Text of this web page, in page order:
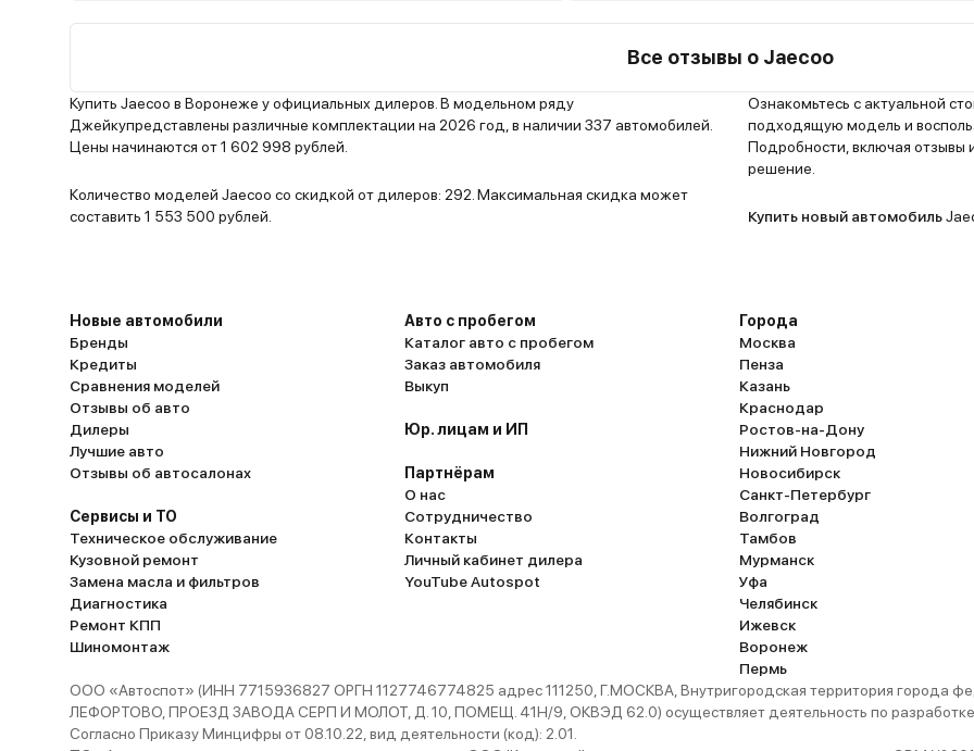
фильма!» Салон оказался просторнее, чем я
для подростков, но младшему хватает. Собаке
выделили место в багажнике — 250 литров
хватило на корзину и сумки с провизией.
мультики без наушников, а я слушаю подкасты, не
перекрикивая ветер. Но без косяков не обошлось.
радио на полную громкость, а CarPlay вылетает
так часто, что я уже научился перезагружать
систему на ходу. Подвеска в «спортивном»
режиме жёсткая, как у карта — переключил на
«комфорт», но на лежачих полицейских всё равно
подбрасывает. Дети смеются: «Пап, ты нас на
аттракционе катаешь?» Белый пластик в салоне
— ошибка: через неделю после покупки он
покрылся отпечатками детских рук. Теперь в
каждом кармане — влажные салфетки, как в
детском саду. А левый подрулевой
переключатель — головоломка: чтобы включить
дворники, надо нащупать три кнопки, будто
разминируешь бомбу. За полгода накатали 12 тыс.
Байкал. Машина не подводила: только ТО раз в 10
тыс. км, никаких поломок. Для семьи из пяти
трассе на скорости 120 км/ч появляется
ветра. Подогрев лобового стекла и зеркал
пересушивает воздух. Вместительный
влезает всё что мне нужно. Машина для
любит внимание. Из минусов для меня
только шумоизоляция ну и долгая
запчастей (ждала новое зеркало 3
Все отзывы о Jaecoo
Купить Jaecoo в Воронеже у официальных дилеров. В модельном ряду
Джейкупредставлены различные комплектации на 2026 год, в наличии 337 автомобилей.
Цены начинаются от 1 602 998 рублей.
Количество моделей Jaecoo со скидкой от дилеров: 292. Максимальная скидка может
составить 1 553 500 рублей.
Ознакомьтесь с актуальной
подходящую модель и
Подробности, включая отзывы
решение.
Купить новый автомобиль
Новые автомобили
Бренды
Кредиты
Сравнения моделей
Отзывы об авто
Дилеры
Лучшие авто
Отзывы об автосалонах
Сервисы и ТО
Техническое обслуживание
Кузовной ремонт
Замена масла и фильтров
Диагностика
Ремонт КПП
Шиномонтаж
Авто с пробегом
Каталог авто с пробегом
Заказ автомобиля
Выкуп
Юр. лицам и ИП
Партнёрам
О нас
Сотрудничество
Контакты
Личный кабинет дилера
YouTube Autospot
Города
Москва
Пенза
Казань
Краснодар
Ростов-на-Дону
Нижний Новгород
Новосибирск
Санкт-Петербург
Волгоград
Тамбов
Мурманск
Уфа
Челябинск
Ижевск
Воронеж
Пермь
ООО «Автоспот» (ИНН 7715936827 ОРГН 1127746774825 адрес 111250, Г.МОСКВА, Внутригородская территория города
ЛЕФОРТОВО, ПРОЕЗД ЗАВОДА СЕРП И МОЛОТ, Д. 10, ПОМЕЩ. 41Н/9, ОКВЭД 62.0) осуществляет деятельность по
Согласно Приказу Минцифры от 08.10.22, вид деятельности (код): 2.01.